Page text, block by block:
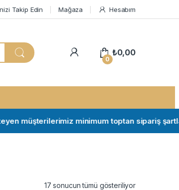
Takip Edin Mağaza Hesabım
My Account
0
₺0,00
minimum toptan sipariş şartları
17 sonucun tümü gösteriliyor